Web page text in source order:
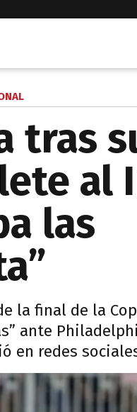
tras
al
las
la final de la
ante
en redes